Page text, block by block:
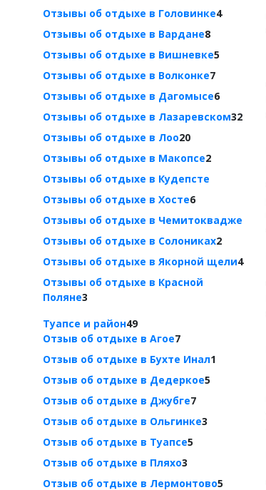
Отзывы об отдыхе в Головинке4
Отзывы об отдыхе в Вардане8
Отзывы об отдыхе в Вишневке5
Отзывы об отдыхе в Волконке7
Отзывы об отдыхе в Дагомысе6
Отзывы об отдыхе в Лазаревском32
Отзывы об отдыхе в Лоо20
Отзывы об отдыхе в Макопсе2
Отзывы об отдыхе в Кудепсте
Отзывы об отдыхе в Хосте6
Отзывы об отдыхе в Чемитоквадже
Отзывы об отдыхе в Солониках2
Отзывы об отдыхе в Якорной щели4
Отзывы об отдыхе в Красной
Поляне3
Туапсе и район49
Отзыв об отдыхе в Агое7
Отзыв об отдыхе в Бухте Инал1
Отзыв об отдыхе в Дедеркое5
Отзыв об отдыхе в Джубге7
Отзыв об отдыхе в Ольгинке3
Отзыв об отдыхе в Туапсе5
Отзыв об отдыхе в Пляхо3
Отзыв об отдыхе в Лермонтово5